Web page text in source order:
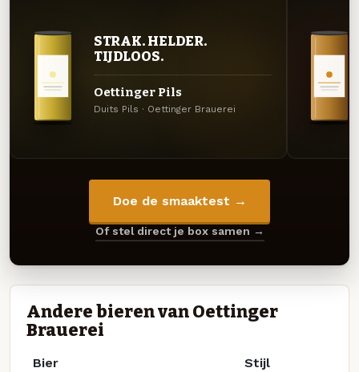
STRAK. HELDER.
TIJDLOOS.
Oettinger Pils
Duits Pils · Oettinger Brauerei
Doe de smaaktest →
Of stel direct je box samen →
Andere bieren van Oettinger
Brauerei
Bier Stijl